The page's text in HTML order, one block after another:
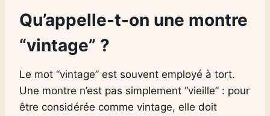
Qu’appelle-t-on une montre
“vintage” ?
Le mot “vintage” est souvent employé à tort.
Une montre n’est pas simplement “vieille” : pour
être considérée comme vintage, elle doit